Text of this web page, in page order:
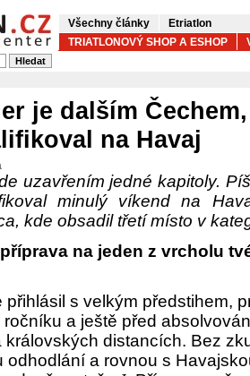
Všechny články
Etriatlon
TRIATLONOVÝ SHOP A ESHOP
je dalším
na Havaj
uzavřením jedné kapitoly.
minulý víkend na
kde obsadil třetí místo v
na jeden z vrcholu
přihlásil s velkým předstihem,
a ještě před
královských distancích. Bez
odhodlání a rovnou s